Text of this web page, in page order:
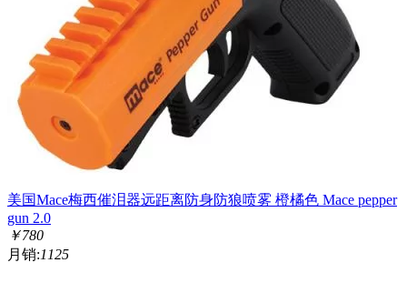
美国Mace梅西催泪器远距离防身防狼喷雾 橙橘色 Mace pepper
gun 2.0
￥780
月销:1125